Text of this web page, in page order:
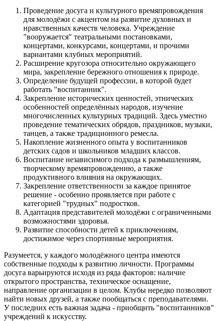
Проведение досуга и культурного времяпровождения
для молодёжи с акцентом на развитие духовных и
нравственных качеств человека. Учреждение
"вооружается" театральными постановками,
концертами, конкурсами, концертами, и прочими
вариантами клубных мероприятий.
Расширение кругозора относительно окружающего
мира, закрепление бережного отношения к природе.
Определение будущей профессии, в которой будет
работать "воспитанник".
Закрепление исторических ценностей, этнических
особенностей определённых народов, изучение
многочисленных культурных традиций. Здесь уместно
проведение тематических обрядов, праздников, музыки,
танцев, а также традиционного ремесла.
Накопление жизненного опыта у воспитанников
детских садов и школьников младших классов.
Воспитание независимого подхода к размышлениям,
творческому времяпровождению, а также
продуктивного влияния на окружающих.
Закрепление ответственности за каждое принятое
решение - особенно проявляется при работе с
категорией "трудных" подростков.
Адаптация представителей молодёжи с ограниченными
возможностями здоровья.
Развитие способности детей к приключениям,
достижимое через спортивные мероприятия.
Разумеется, у каждого молодёжного центра имеются
собственные подходы к развитию личности. Программы
досуга варьируются исходя из ряда факторов: наличие
открытого пространства, техническое оснащение,
направление организации в целом. Клубы нередко позволяют
найти новых друзей, а также пообщаться с преподавателями.
У последних есть важная задача - приобщить "воспитанников"
учреждений к искусству.